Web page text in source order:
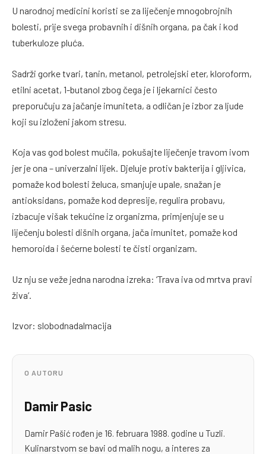
U narodnoj medicini koristi se za liječenje mnogobrojnih
bolesti, prije svega probavnih i dišnih organa, pa čak i kod
tuberkuloze pluća.
Sadrži gorke tvari, tanin, metanol, petrolejski eter, kloroform,
etilni acetat, 1-butanol zbog čega je i ljekarnici često
preporučuju za jačanje imuniteta, a odličan je izbor za ljude
koji su izloženi jakom stresu.
Koja vas god bolest mučila, pokušajte liječenje travom ivom
jer je ona – univerzalni lijek. Djeluje protiv bakterija i gljivica,
pomaže kod bolesti želuca, smanjuje upale, snažan je
antioksidans, pomaže kod depresije, regulira probavu,
izbacuje višak tekućine iz organizma, primjenjuje se u
liječenju bolesti dišnih organa, jača imunitet, pomaže kod
hemoroida i šećerne bolesti te čisti organizam.
Uz nju se veže jedna narodna izreka: ‘Trava iva od mrtva pravi
živa’.
Izvor: slobodnadalmacija
O AUTORU
Damir Pasic
Damir Pašić rođen je 16. februara 1988. godine u Tuzli.
Kulinarstvom se bavi od malih nogu, a interes za